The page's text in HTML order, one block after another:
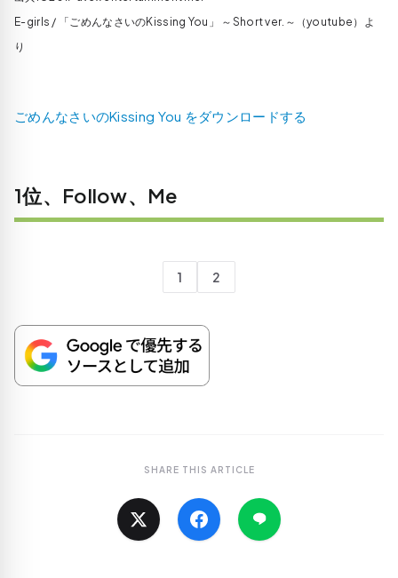
E-girls / 「ごめんなさいのKissing You」 ～Short ver.～（youtube）よ
り
ごめんなさいのKissing You をダウンロードする
1位、Follow、Me
1 2
SHARE THIS ARTICLE